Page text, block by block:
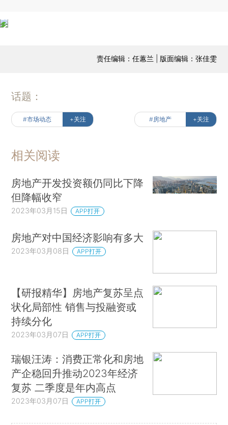
责任编辑：任蕙兰 | 版面编辑：张佳雯
话题：
#市场动态 +关注 #房地产 +关注
相关阅读
房地产开发投资额仍同比下降
但降幅收窄
2023年03月15日 APP打开
房地产对中国经济影响有多大
2023年03月08日 APP打开
【研报精华】房地产复苏呈点
状化局部性 销售与投融资或
持续分化
2023年03月07日 APP打开
瑞银汪涛：消费正常化和房地
产企稳回升推动2023年经济
复苏 二季度是年内高点
2023年03月07日 APP打开